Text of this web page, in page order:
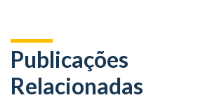
Publicações
Relacionadas